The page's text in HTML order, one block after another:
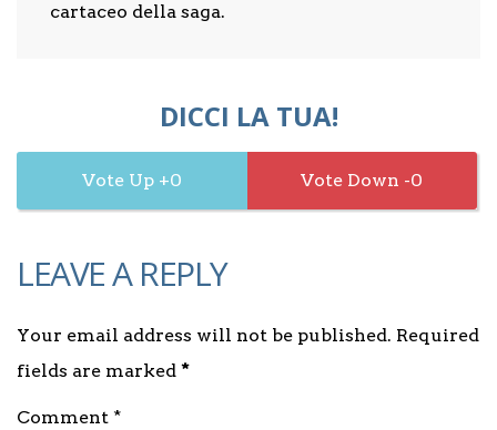
cartaceo della saga.
DICCI LA TUA!
0 0
LEAVE A REPLY
Your email address will not be published. Required
fields are marked *
Comment *